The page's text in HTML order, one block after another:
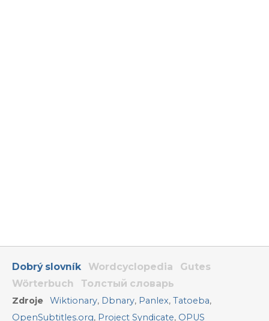
Dobrý slovník Wordcyclopedia
Gutes
Wörterbuch
Толстый словарь
Zdroje Wiktionary, Dbnary, Panlex,Tatoeba,
OpenSubtitles.org, Project Syndicate, OPUS